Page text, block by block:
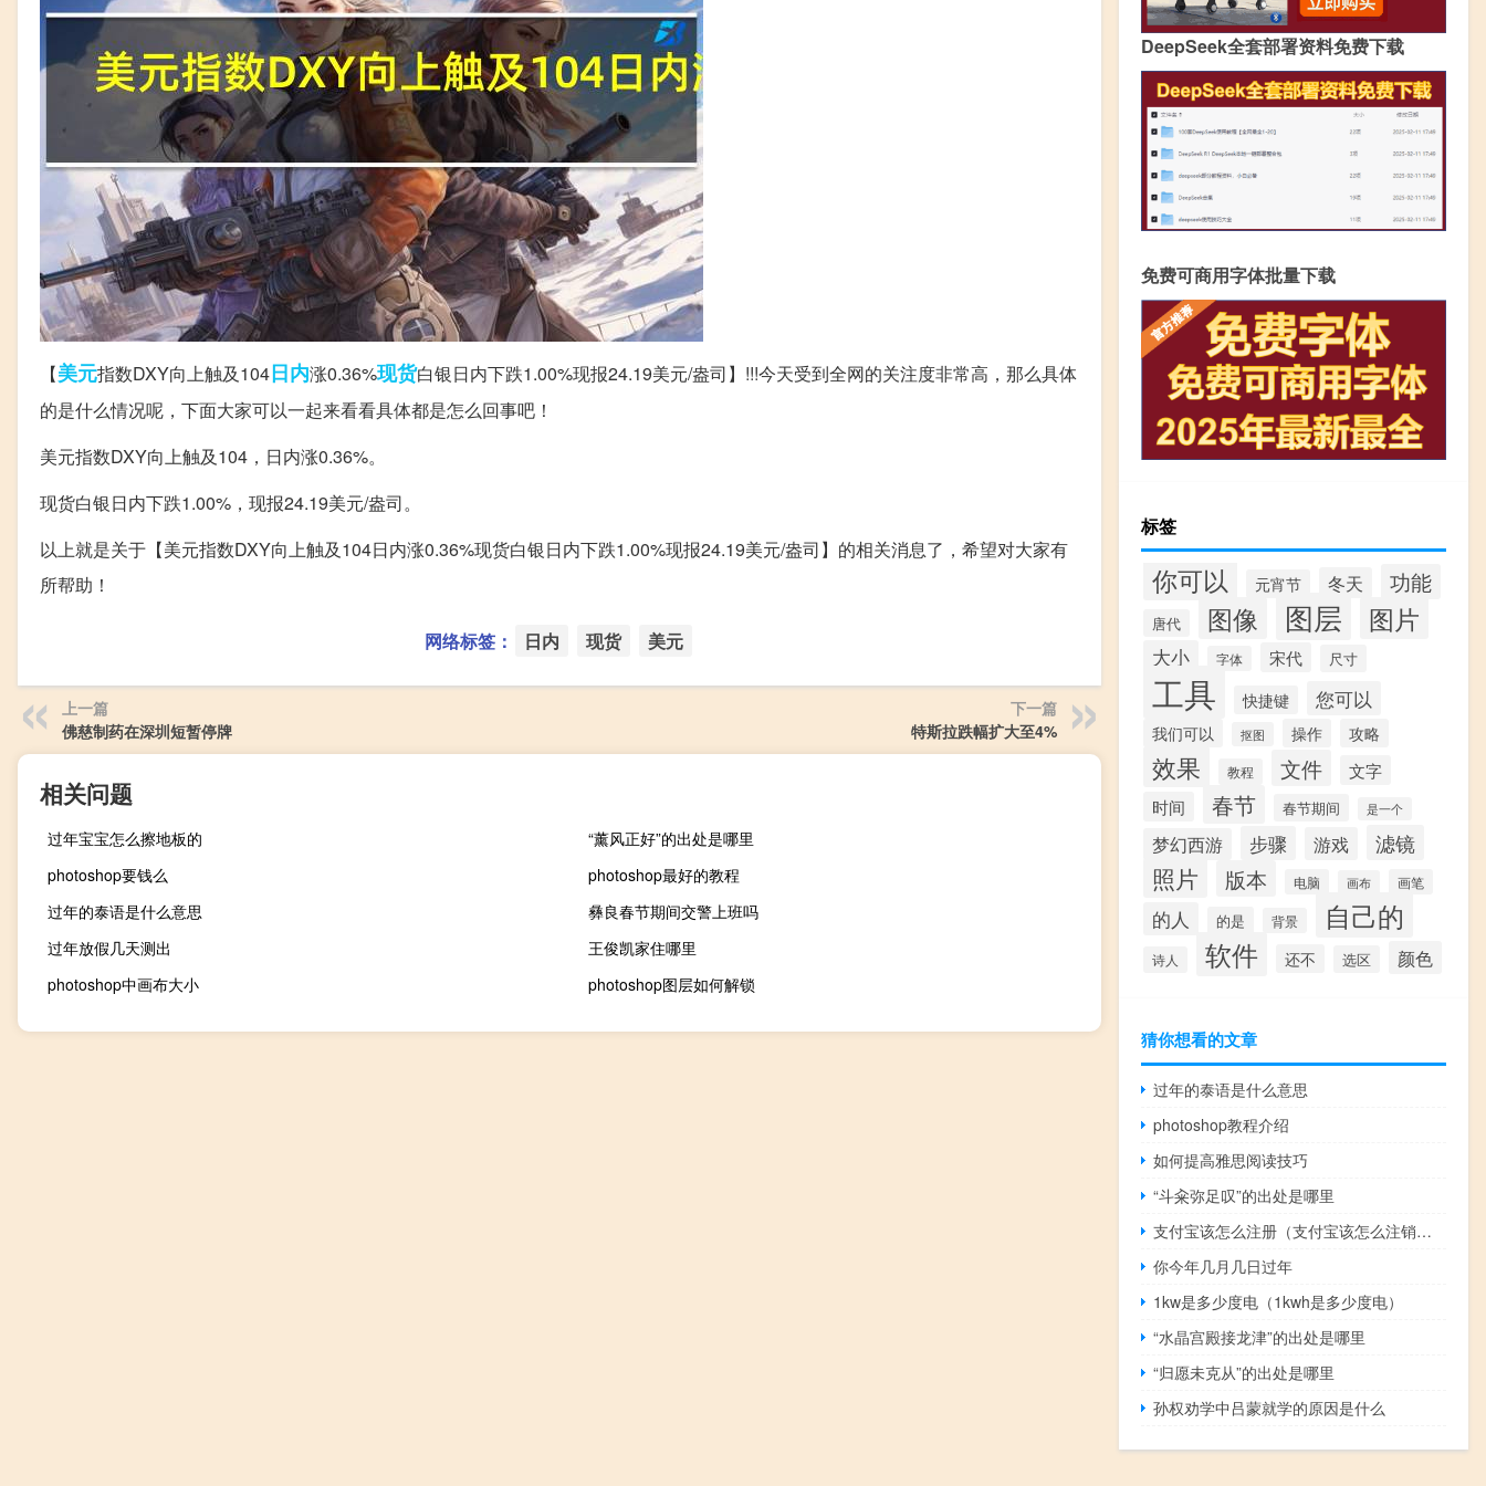
【美元指数DXY向上触及104日内涨0.36%现货白银日内下跌1.00%现报24.19美元/盎司】!!!今天受到全网的关注度非常高，那么具体
的是什么情况呢，下面大家可以一起来看看具体都是怎么回事吧！
美元指数DXY向上触及104，日内涨0.36%。
现货白银日内下跌1.00%，现报24.19美元/盎司。
以上就是关于【美元指数DXY向上触及104日内涨0.36%现货白银日内下跌1.00%现报24.19美元/盎司】的相关消息了，希望对大家有
所帮助！
网络标签： 日内 现货 美元
上一篇
佛慈制药在深圳短暂停牌
下一篇
特斯拉跌幅扩大至4%
相关问题
过年宝宝怎么擦地板的
“薰风正好”的出处是哪里
photoshop要钱么
photoshop最好的教程
过年的泰语是什么意思
彝良春节期间交警上班吗
过年放假几天测出
王俊凯家住哪里
photoshop中画布大小
photoshop图层如何解锁
DeepSeek全套部署资料免费下载
免费可商用字体批量下载
标签
你可以 元宵节 冬天 功能
唐代 图像 图层 图片
大小 字体 宋代 尺寸
工具 快捷键 您可以
我们可以 抠图 操作 攻略
效果 教程 文件
文字
时间
春节 春节期间 是一个
梦幻西游 步骤 游戏 滤镜
照片 版本 电脑 画布 画笔
的人 的是 背景 自己的
诗人 软件 还不 选区 颜色
猜你想看的文章
过年的泰语是什么意思
photoshop教程介绍
如何提高雅思阅读技巧
“斗籴弥足叹”的出处是哪里
支付宝该怎么注册（支付宝该怎么注销账号?）
你今年几月几日过年
1kw是多少度电（1kwh是多少度电）
“水晶宫殿接龙津”的出处是哪里
“归愿未克从”的出处是哪里
孙权劝学中吕蒙就学的原因是什么